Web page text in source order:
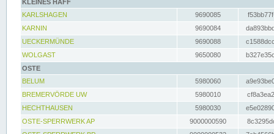
KLEINES HAFF
KARLSHAGEN
9690085
KARNIN
9690084
UECKERMÜNDE
9690088
WOLGAST
9650080
OSTE
BELUM
5980060
BREMERVÖRDE UW
5980010
HECHTHAUSEN
5980030
OSTE-SPERRWERK AP
9000000590